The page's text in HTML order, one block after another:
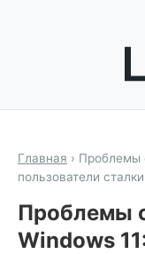
Главная › Проблемы
пользователи
Проблемы
Windows